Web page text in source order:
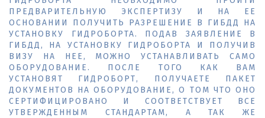
ПРЕДВАРИТЕЛЬНУЮ ЭКСПЕРТИЗУ И НА ЕЕ
ОСНОВАНИИ ПОЛУЧИТЬ РАЗРЕШЕНИЕ В ГИБДД НА
УСТАНОВКУ ГИДРОБОРТА. ПОДАВ ЗАЯВЛЕНИЕ В
ГИБДД, НА УСТАНОВКУ ГИДРОБОРТА И ПОЛУЧИВ
ВИЗУ НА НЕЕ, МОЖНО УСТАНАВЛИВАТЬ САМО
ОБОРУДОВАНИЕ. ПОСЛЕ ТОГО КАК ВАМ
УСТАНОВЯТ ГИДРОБОРТ, ПОЛУЧАЕТЕ ПАКЕТ
ДОКУМЕНТОВ НА ОБОРУДОВАНИЕ, О ТОМ ЧТО ОНО
СЕРТИФИЦИРОВАНО И СООТВЕТСТВУЕТ ВСЕ
УТВЕРЖДЕННЫМ СТАНДАРТАМ, А ТАК ЖЕ